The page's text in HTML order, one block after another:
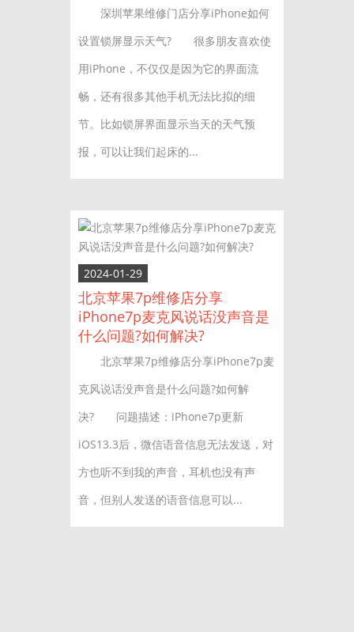
深圳苹果维修门店分享iPhone如何
设置锁屏显示天气? 很多朋友喜欢使
用iPhone，不仅仅是因为它的界面流
畅，还有很多其他手机无法比拟的细
节。比如锁屏界面显示当天的天气预
报，可以让我们起床的...
2024-01-29
北京苹果7p维修店分享
iPhone7p麦克风说话没声音是
什么问题?如何解决?
北京苹果7p维修店分享iPhone7p麦
克风说话没声音是什么问题?如何解
决? 问题描述：iPhone7p更新
iOS13.3后，微信语音信息无法发送，对
方也听不到我的声音，耳机也没有声
音，但别人发送的语音信息可以...